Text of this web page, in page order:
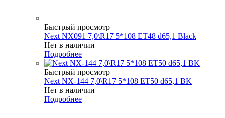
Быстрый просмотр
Next NX091 7,0\R17 5*108 ET48 d65,1 Black
Нет в наличии
Подробнее
Быстрый просмотр
Next NX-144 7,0\R17 5*108 ET50 d65,1 BK
Нет в наличии
Подробнее